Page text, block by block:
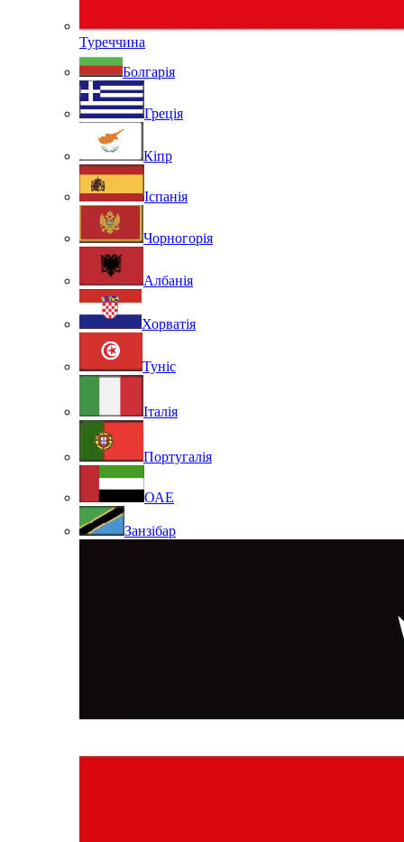
Туреччина
Болгарія
Греція
Кіпр
Іспанія
Чорногорія
Албанія
Хорватія
Туніс
Італія
Португалія
ОАЕ
Занзібар